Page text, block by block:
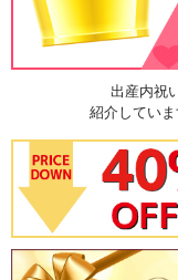
出産内祝
紹介してい